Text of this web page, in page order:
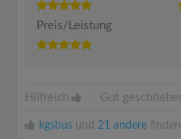
Preis/Leistung
Hilfreich Gut
kgsbus und 21 andere